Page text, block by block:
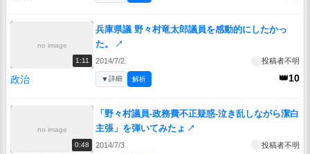
no image
1:11
兵庫県議 野々村竜太郎議員を感動的にしたかっ
た。
↗
2014/7/2 投稿者不明
政治 👑10
▼詳細 解析
no image
0:48
「野々村議員-政務費不正疑惑-泣き乱しながら潔白
主張」を弾いてみたょ ↗
2014/7/3 投稿者不明